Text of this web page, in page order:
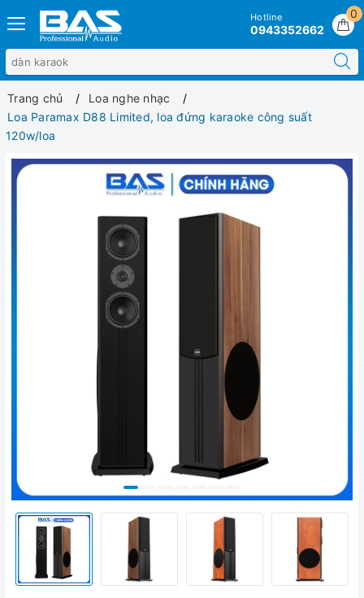
0
Hotline
0943352662
Trang chủ
Loa nghe nhạc
Loa Paramax D88 Limited, loa đứng karaoke công suất
120w/loa